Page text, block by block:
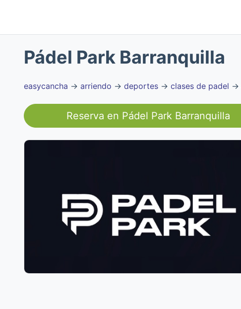
Pádel Park Barranquilla
easycancha → arriendo → deportes → clases de padel →
Reserva en Pádel Park Barranquilla